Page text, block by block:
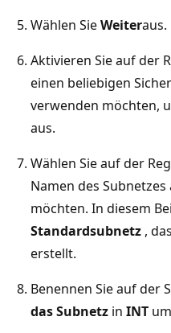
Wählen SieWeiteraus.
Aktivieren Sie auf der
einen beliebigen
verwenden möchten,
aus.
Wählen Sie auf der
Namen des
möchten. In diesem
Standardsubnetz ,
erstellt.
Benennen Sie auf der
das Subnetz in INT